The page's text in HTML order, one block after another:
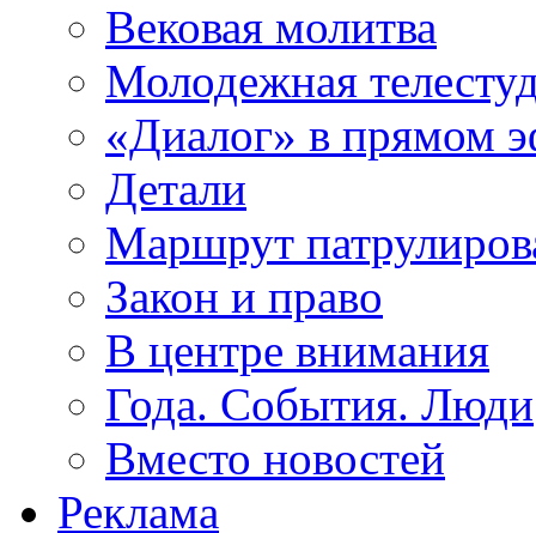
Вековая молитва
Молодежная
«Диалог» в прямом
Детали
Маршрут
Закон и право
В центре внимания
Года. События. Люди
Вместо новостей
Реклама